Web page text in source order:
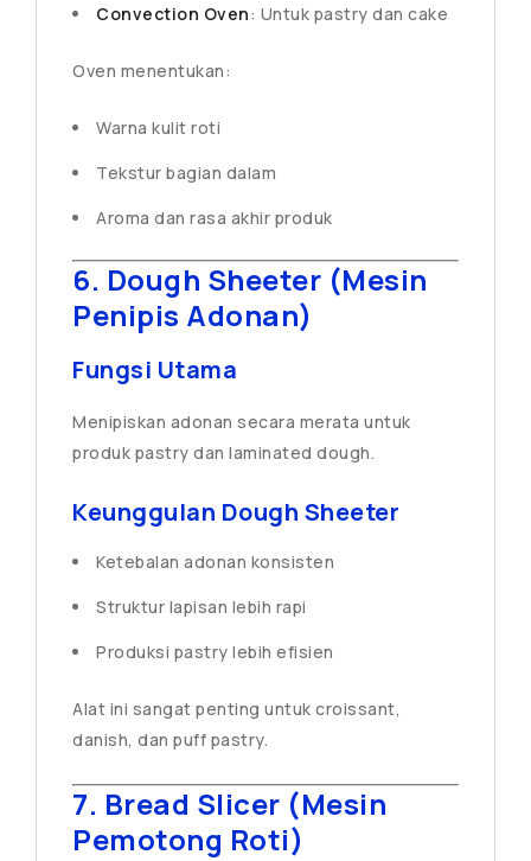
Convection Oven: Untuk pastry dan cake
Oven menentukan:
Warna kulit roti
Tekstur bagian dalam
Aroma dan rasa akhir produk
6. Dough Sheeter (Mesin
Penipis Adonan)
Fungsi Utama
Menipiskan adonan secara merata untuk
produk pastry dan laminated dough.
Keunggulan Dough Sheeter
Ketebalan adonan konsisten
Struktur lapisan lebih rapi
Produksi pastry lebih efisien
Alat ini sangat penting untuk croissant,
danish, dan puff pastry.
7. Bread Slicer (Mesin
Pemotong Roti)